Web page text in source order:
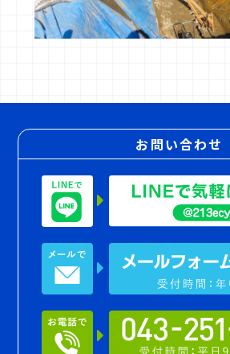
お問い合わせ